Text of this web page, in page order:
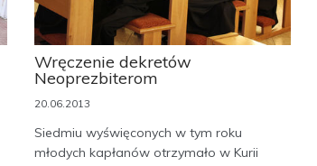
Wręczenie dekretów
Neoprezbiterom
20.06.2013
Siedmiu wyświęconych w tym roku
młodych kapłanów otrzymało w Kurii